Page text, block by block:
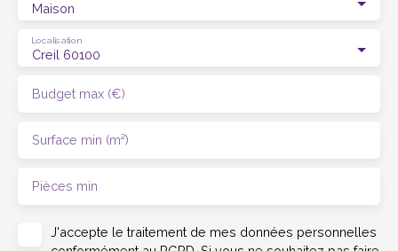
Maison
Creil 60100
Localisation
Budget max (€)
Surface min (m²)
Pièces min
J'accepte le traitement de mes données personnelles